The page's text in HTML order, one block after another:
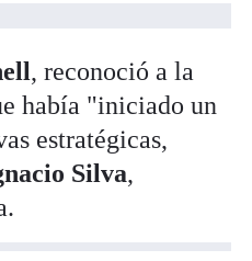
, reconoció a la
había "iniciado un
estratégicas,
Silva,